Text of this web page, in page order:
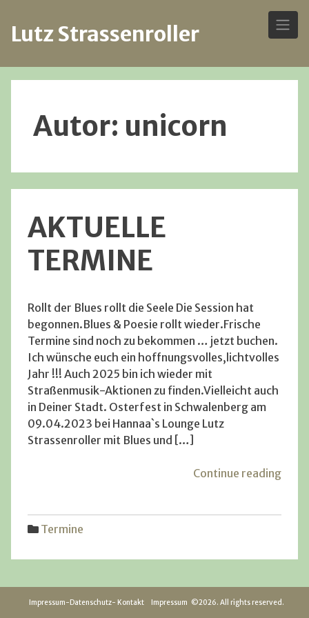
Skip
Lutz Strassenroller
Autor: unicorn
AKTUELLE
TERMINE
unicorn
September
2010
Rollt der Blues rollt die Seele Die Session hat
begonnen.Blues & Poesie rollt wieder.Frische
Termine sind noch zu bekommen … jetzt buchen.
Ich wünsche euch ein hoffnungsvolles,lichtvolles
Jahr !!! Auch 2025 bin ich wieder mit
Straßenmusik-Aktionen zu finden.Vielleicht auch
in Deiner Stadt. Osterfest in Schwalenberg am
09.04.2023 bei Hannaa`s Lounge Lutz
Strassenroller mit Blues und […]
Continue reading
Termine
Impressum-Datenschutz- Kontakt Impressum ©2026. All rights reserved.